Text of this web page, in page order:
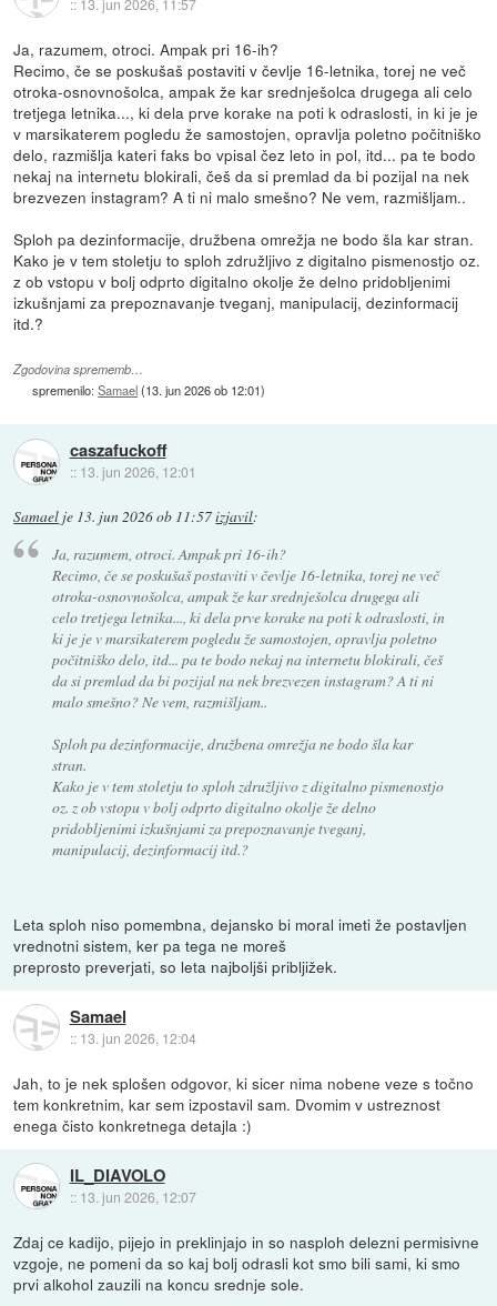
:: 13. jun 2026, 11:57
Ja, razumem, otroci. Ampak pri 16-ih?
Recimo, če se poskušaš postaviti v čevlje 16-letnika, torej ne več
otroka-osnovnošolca, ampak že kar srednješolca drugega ali celo
tretjega letnika..., ki dela prve korake na poti k odraslosti, in ki je je
v marsikaterem pogledu že samostojen, opravlja poletno počitniško
delo, razmišlja kateri faks bo vpisal čez leto in pol, itd... pa te bodo
nekaj na internetu blokirali, češ da si premlad da bi pozijal na nek
brezvezen instagram? A ti ni malo smešno? Ne vem, razmišljam..
Sploh pa dezinformacije, družbena omrežja ne bodo šla kar stran.
Kako je v tem stoletju to sploh združljivo z digitalno pismenostjo oz.
z ob vstopu v bolj odprto digitalno okolje že delno pridobljenimi
izkušnjami za prepoznavanje tveganj, manipulacij, dezinformacij
itd.?
Zgodovina sprememb…
spremenilo:Samael(13. jun 2026 ob 12:01)
caszafuckoff
:: 13. jun 2026, 12:01
Samael je 13. jun 2026 ob 11:57izjavil:
Ja, razumem, otroci. Ampak pri 16-ih?
Recimo, če se poskušaš postaviti v čevlje 16-letnika, torej ne več
otroka-osnovnošolca, ampak že kar srednješolca drugega ali
celo tretjega letnika..., ki dela prve korake na poti k odraslosti, in
ki je je v marsikaterem pogledu že samostojen, opravlja poletno
počitniško delo, itd... pa te bodo nekaj na internetu blokirali, češ
da si premlad da bi pozijal na nek brezvezen instagram? A ti ni
malo smešno? Ne vem, razmišljam..
Sploh pa dezinformacije, družbena omrežja ne bodo šla kar
stran.
Kako je v tem stoletju to sploh združljivo z digitalno pismenostjo
oz. z ob vstopu v bolj odprto digitalno okolje že delno
pridobljenimi izkušnjami za prepoznavanje tveganj,
manipulacij, dezinformacij itd.?
Leta sploh niso pomembna, dejansko bi moral imeti že postavljen
vrednotni sistem, ker pa tega ne moreš
preprosto preverjati, so leta najboljši pribljižek.
Samael
:: 13. jun 2026, 12:04
Jah, to je nek splošen odgovor, ki sicer nima nobene veze s točno
tem konkretnim, kar sem izpostavil sam. Dvomim v ustreznost
enega čisto konkretnega detajla :)
IL_DIAVOLO
:: 13. jun 2026, 12:07
Zdaj ce kadijo, pijejo in preklinjajo in so nasploh delezni permisivne
vzgoje, ne pomeni da so kaj bolj odrasli kot smo bili sami, ki smo
prvi alkohol zauzili na koncu srednje sole.